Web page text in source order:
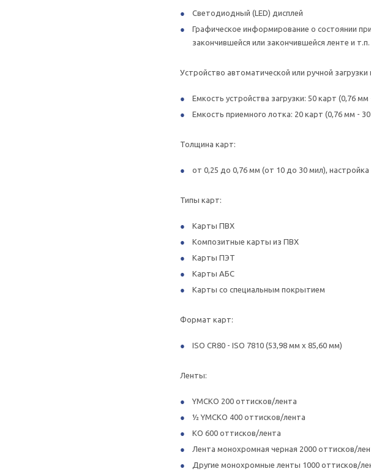
Светодиодный (LED) дисплей
Графическое информирование о состоянии
закончившейся или закончившейся ленте и т.п.
Устройство автоматической или ручной загрузки
Емкость устройства загрузки: 50 карт (0,76 мм
Емкость приемного лотка: 20 карт (0,76 мм -
Толщина карт:
от 0,25 до 0,76 мм (от 10 до 30 мил),
Типы карт:
Карты ПВХ
Композитные карты из ПВХ
Карты ПЭТ
Карты АБС
Карты со специальным покрытием
Формат карт:
ISO CR80 - ISO 7810 (53,98 мм x 85,60 мм)
Ленты:
YMCKO 200 оттисков/лента
½ YMCKO 400 оттисков/лента
KO 600 оттисков/лента
Лента монохромная черная 2000 оттисков/
Другие монохромные ленты 1000 оттисков/